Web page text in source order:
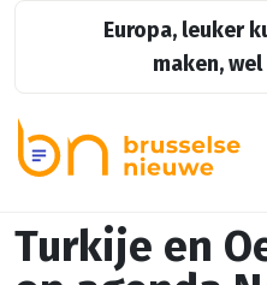
Europa, leuker
maken,
Turkije en